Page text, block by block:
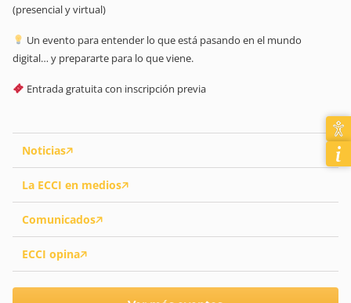
Noticias
La ECCI en medios
Comunicados
ECCI opina
(presencial y virtual)
Un evento para entender lo que está pasando en el mundo
digital… y prepararte para lo que viene.
Entrada gratuita con inscripción previa